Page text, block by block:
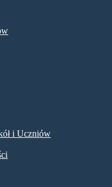
i Uczniów